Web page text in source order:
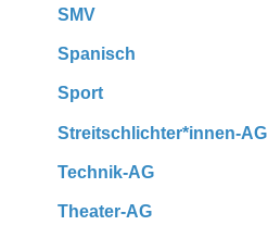
SMV
Spanisch
Sport
Streitschlichter*innen-AG
Technik-AG
Theater-AG